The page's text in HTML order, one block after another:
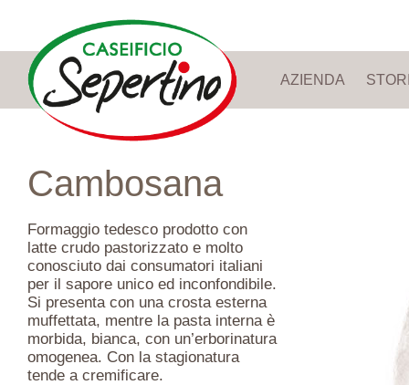
AZIENDA
Cambosana
Formaggio tedesco prodotto con
latte crudo pastorizzato e molto
conosciuto dai consumatori italiani
per il sapore unico ed inconfondibile.
Si presenta con una crosta esterna
muffettata, mentre la pasta interna è
morbida, bianca, con un’erborinatura
omogenea. Con la stagionatura
tende a cremificare.